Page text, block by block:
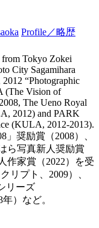
Profile／略歴
Tokyo Zokei
City Sagamihara
“Photographic
(The Vision of
The Ueno Royal
2012) and PARK
(KULA, 2012-2013).
奨励賞（2008）、
ら写真新人奨励賞
作家賞（2022）を受
リプト、2009）、
リーズ
）など。